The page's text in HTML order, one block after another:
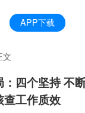
APP下载
文
四个坚持 不
查工作质效